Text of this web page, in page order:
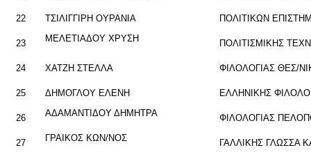
22 ΤΣΙ­ΛΙΓ­ΓΙ­ΡΗ ΟΥ­ΡΑ­ΝΙΑ ΠΟ­ΛΙ­ΤΙ­ΚΩΝ
23 ΜΕ­ΛΕ­ΤΙΑ­ΔΟΥ ΧΡΥΣΗ ΠΟ­ΛΙ­ΤΙ­ΣΜΙ­ΚΗΣ
24 ΧΑΤΖΗ ΣΤΕΛ­ΛΑ ΦΙ­ΛΟ­ΛΟ­ΓΙΑΣ ΘΕΣ/
25 ΔΗ­ΜΟ­ΓΛΟΥ ΕΛΕΝΗ ΕΛ­ΛΗ­ΝΙ­ΚΗΣ
26 ΑΔΑ­ΜΑ­ΝΤΙ­ΔΟΥ ΔΗ­ΜΗ­ΤΡΑ ΦΙ­ΛΟ­ΛΟ­ΓΙΑΣ
27 ΓΡΑΙ­ΚΟΣ ΚΩΝ/ΝΟΣ ΓΑΛ­ΛΙ­ΚΗΣ ΓΛΩΣ­ΣΑ